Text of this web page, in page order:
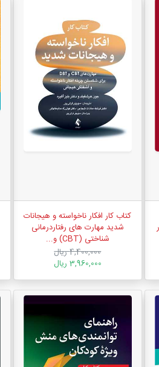
کتاب کار افکار ناخواسته و هیجانات
شدید مهارت های رفتاردرمانی
شناختی (CBT) و...
4,400,000 ریال
3,960,000 ریال